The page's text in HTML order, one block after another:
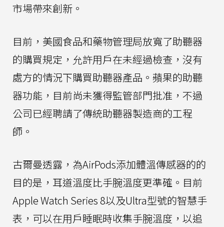
市場帶來創新。
目前，美國食品和藥物管理局放寬了助聽器
的購買規定，允許用戶在未經過檢查，沒有
處方的情況下購買助聽器產品。蘋果的助聽
器功能，目前尚未獲得監管部門批准，不過
公司已經聘請了傳統助聽器製造商的工程
師。
古爾曼透露，為AirPods添加體溫傳感器的的
目的是，耳道溫度比手腕溫度更準確。目前
Apple Watch Series 8以及Ultra型號的智慧手
表，可以在用戶睡眠時收集手腕溫度，以追